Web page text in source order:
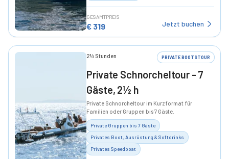
GESAMTPREIS
€ 319 Jetzt buchen
2½ Stunden PRIVATE BOOTSTOUR
Private Schnorcheltour - 7
Gäste, 2½ h
Private Schnorcheltour im Kurzformat für
Familien oder Gruppen bis 7 Gäste.
Private Gruppen bis 7 Gäste
Privates Boot, Ausrüstung & Softdrinks
Privates Speedboat